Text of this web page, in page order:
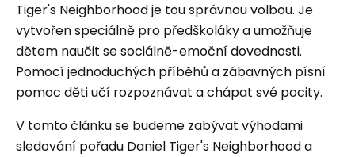
Tiger's Neighborhood je tou správnou volbou. Je
vytvořen speciálně pro předškoláky a umožňuje
dětem naučit se sociálně-emoční dovednosti.
Pomocí jednoduchých příběhů a zábavných písní
pomoc děti učí rozpoznávat a chápat své pocity.
V tomto článku se budeme zabývat výhodami
sledování pořadu Daniel Tiger's Neighborhood a